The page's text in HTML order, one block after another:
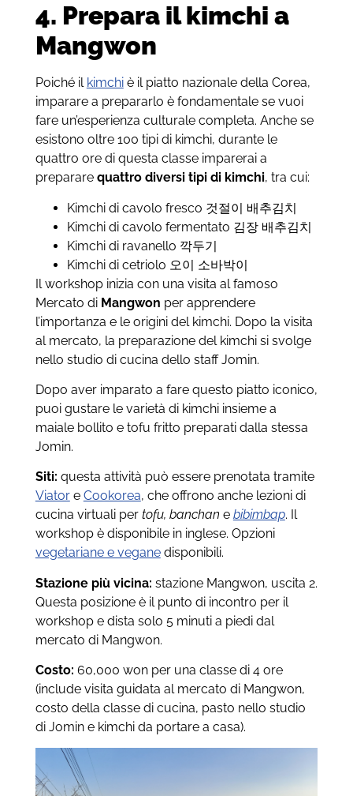
4. Prepara il kimchi a
Mangwon
Poiché il kimchiè il piatto nazionale della Corea,
imparare a prepararlo è fondamentale se vuoi
fare un’esperienza culturale completa. Anche se
esistono oltre 100 tipi di kimchi, durante le
quattro ore di questa classe imparerai a
preparare quattro diversi tipi di kimchi, tra cui:
Kimchi di cavolo fresco 것절이 배추김치
Kimchi di cavolo fermentato 김장 배추김치
Kimchi di ravanello 깍두기
Kimchi di cetriolo 오이 소바박이
Il workshop inizia con una visita al famoso
Mercato di Mangwon per apprendere
l’importanza e le origini del kimchi. Dopo la visita
al mercato, la preparazione del kimchi si svolge
nello studio di cucina dello staff Jomin.
Dopo aver imparato a fare questo piatto iconico,
puoi gustare le varietà di kimchi insieme a
maiale bollito e tofu fritto preparati dalla stessa
Jomin.
Siti: questa attività può essere prenotata tramite
Viatore Cookorea, che offrono anche lezioni di
cucina virtuali per tofu, banchan e bibimbap. Il
workshop è disponibile in inglese. Opzioni
vegetariane e veganedisponibili.
Stazione più vicina: stazione Mangwon, uscita 2.
Questa posizione è il punto di incontro per il
workshop e dista solo 5 minuti a piedi dal
mercato di Mangwon.
Costo: 60,000 won per una classe di 4 ore
(include visita guidata al mercato di Mangwon,
costo della classe di cucina, pasto nello studio
di Jomin e kimchi da portare a casa).